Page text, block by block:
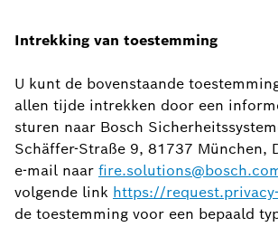
Intrekking van toestemming
U kunt de bovenstaande
allen tijde intrekken door een
sturen naar Bosch
Schäffer-Straße 9, 81737 München,
e-mail naar
volgende link https://
de toestemming voor een bepaald